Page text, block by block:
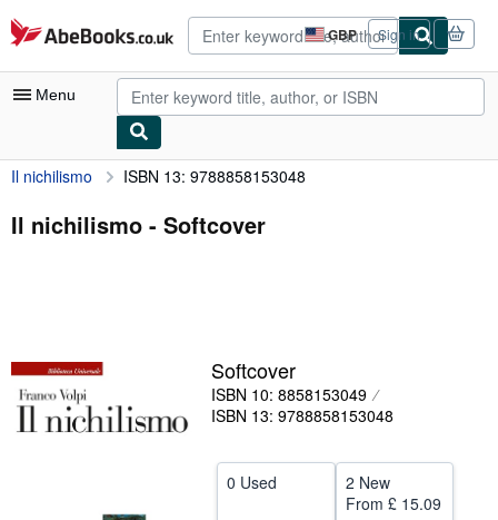
Skip to main content
AbeBooks.co.uk GBP
Site
shopping
preferences
Sign in
Menu
My Account
My Purchases
Art & Collectables
Textbooks
Il nichilismo ISBN 13: 9788858153048
Il nichilismo - Softcover
Softcover
ISBN 10: 8858153049
ISBN 13: 9788858153048
0 Used
2 New
From £ 15.09